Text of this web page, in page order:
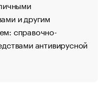
и другим
справочно-
антивирусной